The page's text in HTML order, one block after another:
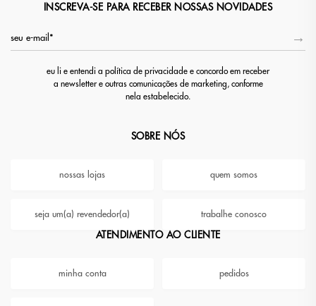
INSCREVA-SE PARA RECEBER NOSSAS NOVIDADES
eu li e entendi a política de privacidade e concordo em receber
a newsletter e outras comunicações de marketing, conforme
nela estabelecido.
SOBRE NÓS
nossas lojas quem somos
seja um(a) revendedor(a) trabalhe conosco
ATENDIMENTO AO CLIENTE
minha conta pedidos